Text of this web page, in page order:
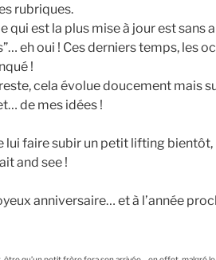
rubriques.
qui est la plus mise à jour est sans
eh oui ! Ces derniers temps, les
!
cela évolue doucement mais
de mes idées !
lui faire subir un petit lifting bientôt,
and see !
anniversaire… et à l’année